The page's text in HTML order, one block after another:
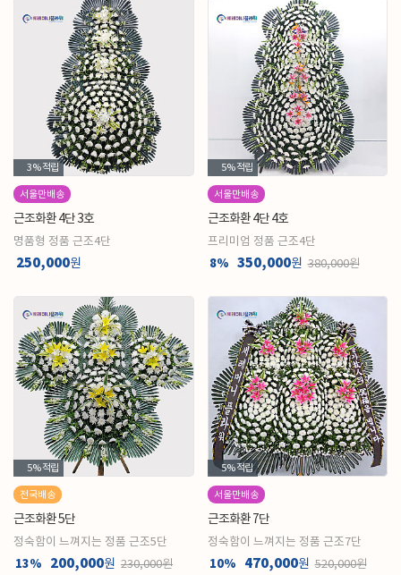
3%적립
서울만배송
근조화환 4단 3호
명품형 정품 근조4단
250,000원
5%적립
서울만배송
근조화환 4단 4호
프리미엄 정품 근조4단
8% 350,000원 380,000원
5%적립
전국배송
근조화환 5단
정숙함이 느껴지는 정품 근조5단
13% 200,000원 230,000원
5%적립
서울만배송
근조화환 7단
정숙함이 느껴지는 정품 근조7단
10% 470,000원 520,000원